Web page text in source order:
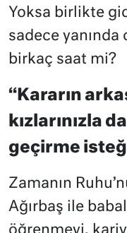
Yoksa birlikte
sadece
birkaç saat mi?
“Kararın
kızlarınızla
geçirme
Zamanın
Ağırbaş ile